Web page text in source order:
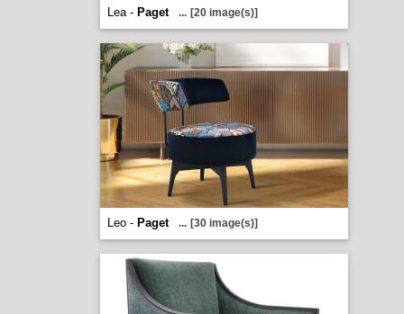
Lea - Paget ... [20 image(s)]
Leo - Paget ... [30 image(s)]